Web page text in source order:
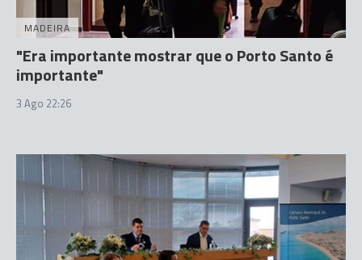
MADEIRA
"Era importante mostrar que o Porto Santo é
importante"
3 Ago 22:26